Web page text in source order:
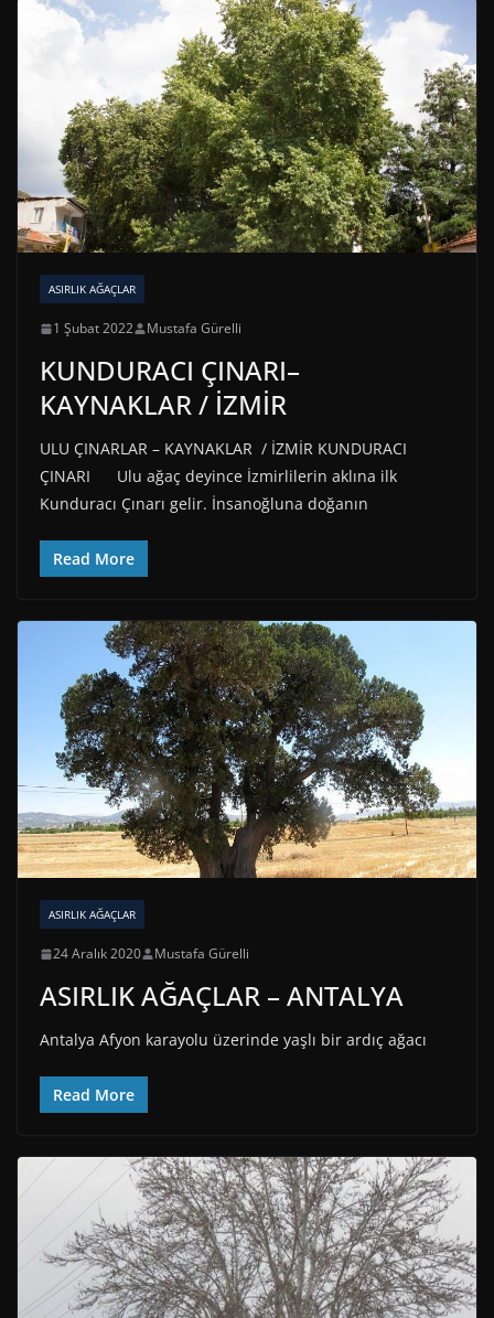
ASIRLIK AĞAÇLAR
1 Şubat 2022 Mustafa Gürelli
KUNDURACI ÇINARI–
KAYNAKLAR / İZMİR
ULU ÇINARLAR – KAYNAKLAR / İZMİR KUNDURACI
ÇINARI Ulu ağaç deyince İzmirlilerin aklına ilk
Kunduracı Çınarı gelir. İnsanoğluna doğanın
Read More
ASIRLIK AĞAÇLAR
24 Aralık 2020 Mustafa Gürelli
ASIRLIK AĞAÇLAR – ANTALYA
Antalya Afyon karayolu üzerinde yaşlı bir ardıç ağacı
Read More